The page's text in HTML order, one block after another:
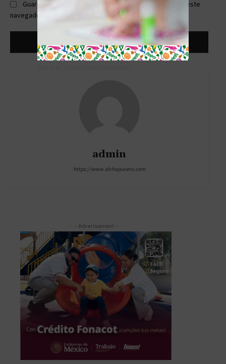
Guardar mi nombre, correo electrónico y sitio web en este
navegador la próxima vez que comente.
admin
https://www.elchapucero.com
- Advertisement -